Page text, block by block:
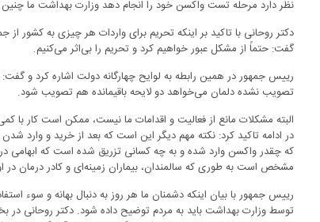
نظر دارد مرحله تست واکسن خود را انجام دهد وزارت بهداشت ما چنین
دکتر روحانی با تاکید بر اینکه تحریم برای واردات هر چیزی به کشور
گفت: حتماً از مشکل عبور خواهیم کرد و تحریم را بی‌اثر می‌کنیم.
تصویب نشده دلمان می‌خواهد دو لایحه باقیمانده هم تصویب شود.
البته مشکلات مانع از فعالیت و اقدامات ما نیست، ممکن است کار با
در ادامه تاکید کرد: نکته مهم دیگر این است که بعد از خرید و
که چقدر واکسن وارد شده و به چه کسانی تزریق شده است که ابهامی در
مشخص است به طوری که سالمندان، بیماران زمینه‌ای و کادر درمان در
رییس جمهور با بیان اینکه دشمنان ما هر روز به دنبال بهانه و سوء
توسط وزارت بهداشت باید به مردم توضیح داده شود. دکتر روحانی